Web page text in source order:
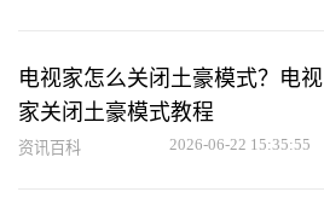
电视家怎么关闭土豪模式？电视
家关闭土豪模式教程
资讯百科 2026-06-22 15:35:55